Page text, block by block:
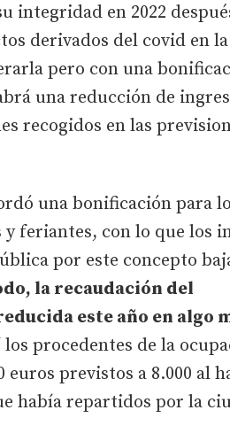
integridad en 2022
derivados del covid en la
pero con una
una reducción de
recogidos en las
una bonificación para
feriantes, con lo que los
por este concepto
la recaudación del
este año en algo
procedentes de la
euros previstos a 8.000 al
había repartidos por la